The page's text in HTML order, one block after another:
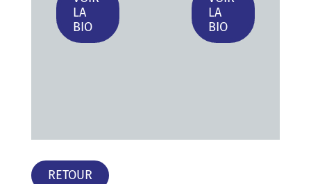
LA
BIO
LA
BIO
RETOUR